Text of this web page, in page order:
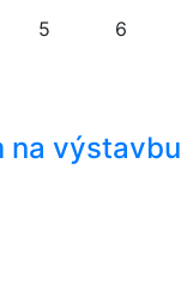
5 6
na výstavbu